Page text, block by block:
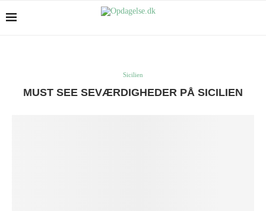
Sicilien
MUST SEE SEVÆRDIGHEDER PÅ SICILIEN